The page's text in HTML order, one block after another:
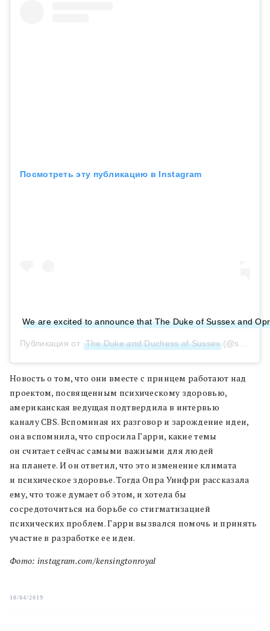
Посмотреть эту публикацию в Instagram
We are excited to announce that The Duke of Sussex and
Публикация от The Duke and Duchess of Sussex(@sussexroyal)
Новость о том, что они вместе с принцем работают над
проектом, посвященным психическому здоровью,
американская ведущая подтвердила в интервью
каналу CBS. Вспоминая их разговор и зарождение идеи,
она вспомнила, что спросила Гарри, какие темы
он считает сейчас самыми важными для людей
на планете. И он ответил, что это изменение климата
и психическое здоровье. Тогда Опра Уинфри рассказала
ему, что тоже думает об этом, и хотела бы
сосредоточиться на борьбе со стигматизацией
психических проблем. Гарри вызвался помочь и принять
участие в разработке ее идеи.
Фото: instagram.com/kensingtonroyal
10/04/2019